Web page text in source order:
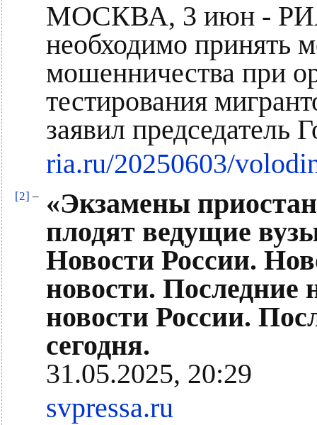
МОСКВА, 3 июн -
необходимо принять
мошенничества при
тестирования
заявил
ria.ru/20250603/
[2] –
«Экзамены
плодят ведущие
Новости России.
новости. Последние
новости России.
сегодня.
31.05.2025, 20:29
svpressa.ru